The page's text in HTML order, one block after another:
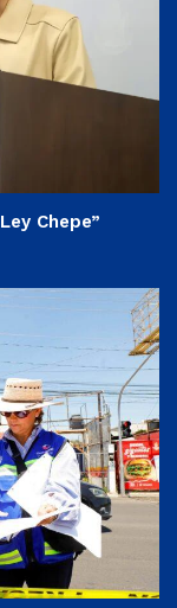
Chepe”